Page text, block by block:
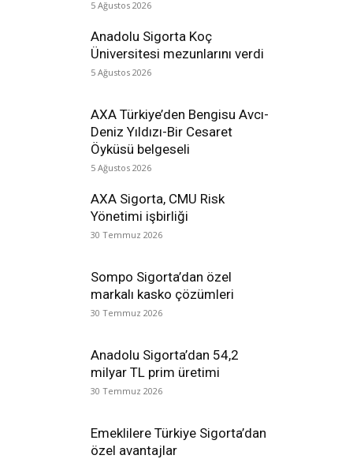
5 Ağustos 2026
Anadolu Sigorta Koç
Üniversitesi mezunlarını verdi
5 Ağustos 2026
AXA Türkiye’den Bengisu Avcı-
Deniz Yıldızı-Bir Cesaret
Öyküsü belgeseli
5 Ağustos 2026
AXA Sigorta, CMU Risk
Yönetimi işbirliği
30 Temmuz 2026
Sompo Sigorta’dan özel
markalı kasko çözümleri
30 Temmuz 2026
Anadolu Sigorta’dan 54,2
milyar TL prim üretimi
30 Temmuz 2026
Emeklilere Türkiye Sigorta’dan
özel avantajlar